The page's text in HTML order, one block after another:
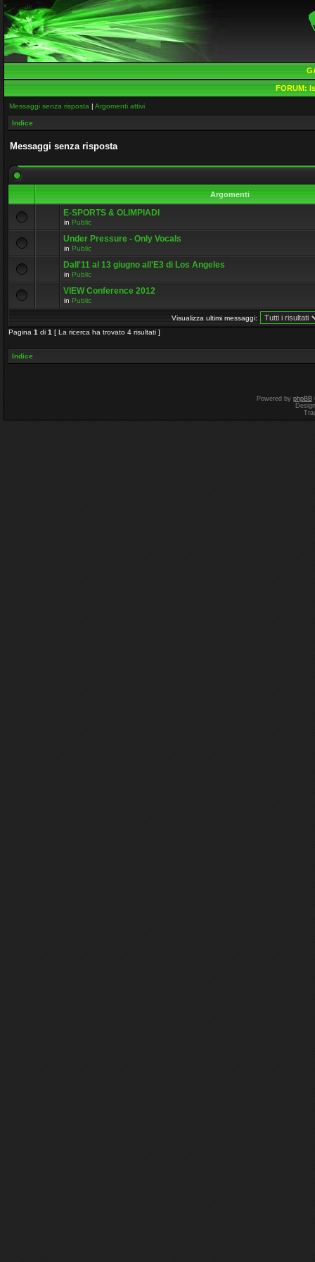
FORUM:
Messaggi senza risposta | Argomenti attivi
Indice
Messaggi senza risposta
Argomenti
E-SPORTS & OLIMPIADI
in Public
Under Pressure - Only Vocals
in Public
Dall'11 al 13 giugno all'E3 di Los Angeles
in Public
VIEW Conference 2012
in Public
Visualizza ultimi messaggi:
Pagina 1 di 1 [ La ricerca ha trovato 4 risultati ]
Indice
Powered by phpBB